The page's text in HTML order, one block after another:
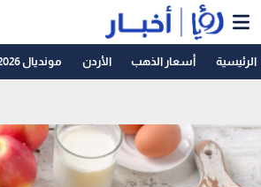
الرئيسية أسعار الذهب الأردن مونديال 2026